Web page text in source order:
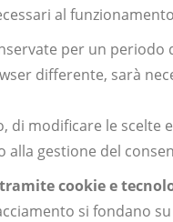
al
per un
differente, sarà
modificare le scelte
alla gestione del
cookie e
si fondano